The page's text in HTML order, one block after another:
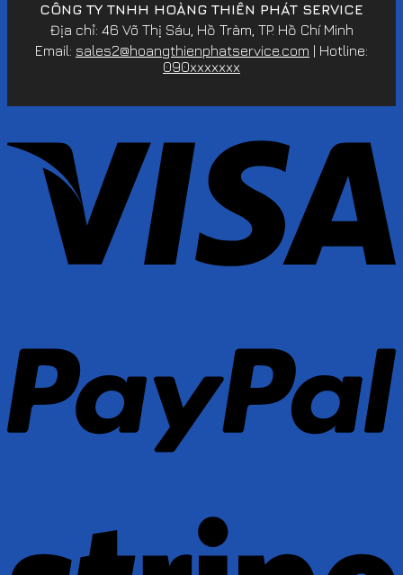
CÔNG TY TNHH HOÀNG THIÊN PHÁT SERVICE
Địa chỉ: 46 Võ Thị Sáu, Hồ Tràm, TP. Hồ Chí Minh
Email: sales2@hoangthienphatservice.com | Hotline:
090xxxxxxx